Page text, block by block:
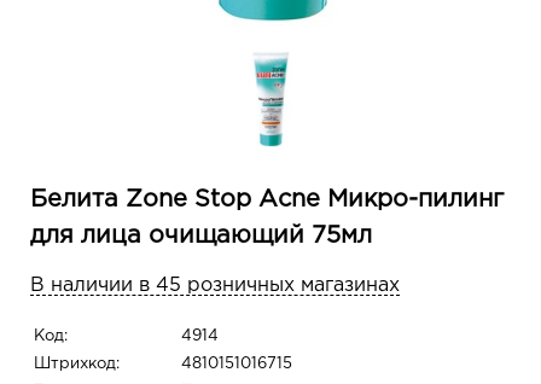
Белита Zone Stop Acne Микро-пилинг
для лица очищающий 75мл
В наличии в 45 розничных магазинах
Код: 4914
Штрихкод: 4810151016715